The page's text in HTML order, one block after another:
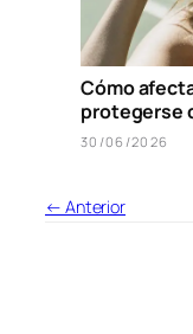
Cómo
protegerse
30/06/2026
← Anterior